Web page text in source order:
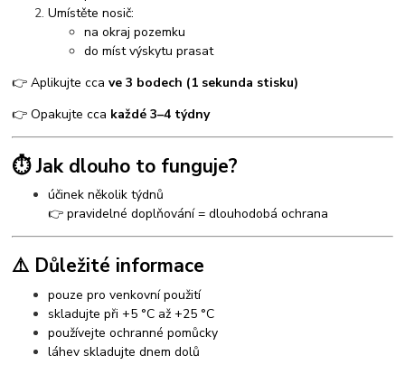
Umístěte nosič:
na okraj pozemku
do míst výskytu prasat
👉 Aplikujte ccave 3 bodech (1 sekunda stisku)
👉 Opakujte cca každé 3–4 týdny
⏱️ Jak dlouho to funguje?
účinek několik týdnů
👉 pravidelné doplňování = dlouhodobá ochrana
⚠️ Důležité informace
pouze pro venkovní použití
skladujte při +5 °C až +25 °C
používejte ochranné pomůcky
láhev skladujte dnem dolů